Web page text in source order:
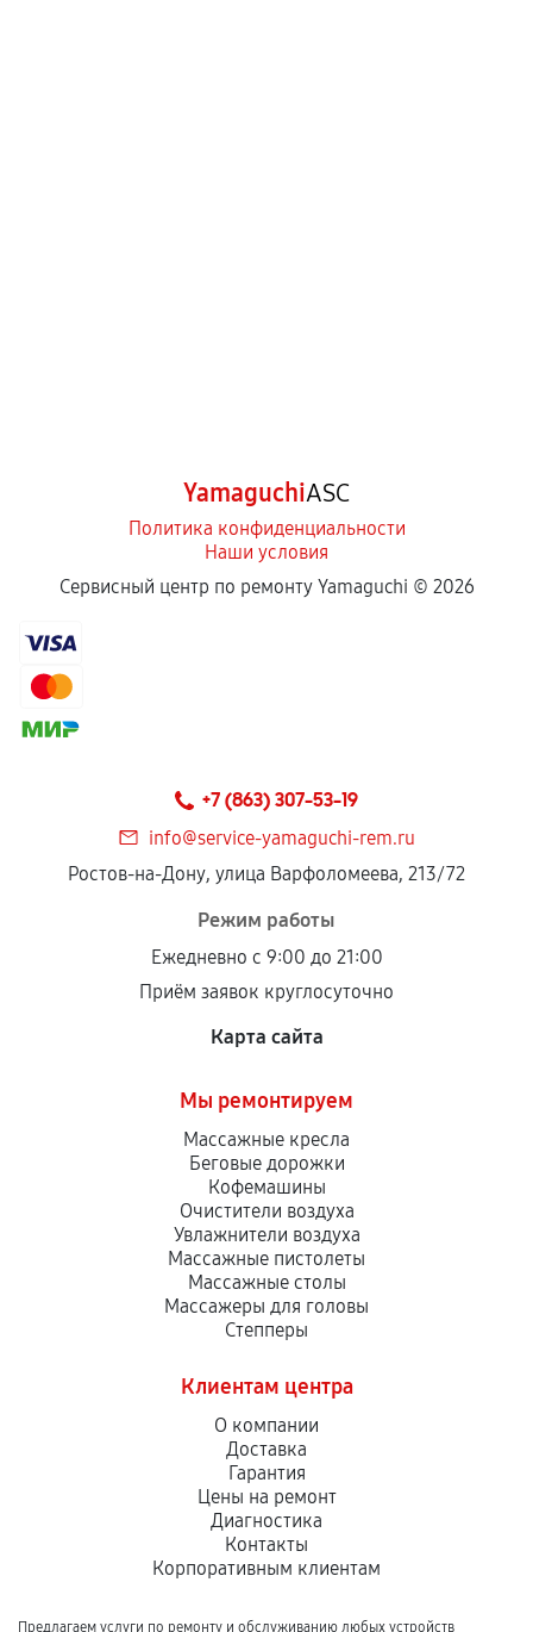
YamaguchiASC
Политика конфиденциальности
Наши условия
Сервисный центр по ремонту Yamaguchi © 2026
+7 (863) 307-53-19
info@service-yamaguchi-rem.ru
Ростов-на-Дону, улица Варфоломеева, 213/72
Режим работы
Ежедневно с 9:00 до 21:00
Приём заявок круглосуточно
Карта сайта
Мы ремонтируем
Массажные кресла
Беговые дорожки
Кофемашины
Очистители воздуха
Увлажнители воздуха
Массажные пистолеты
Массажные столы
Массажеры для головы
Степперы
Клиентам центра
О компании
Доставка
Гарантия
Цены на ремонт
Диагностика
Контакты
Корпоративным клиентам
Предлагаем услуги по ремонту и обслуживанию любых устройств